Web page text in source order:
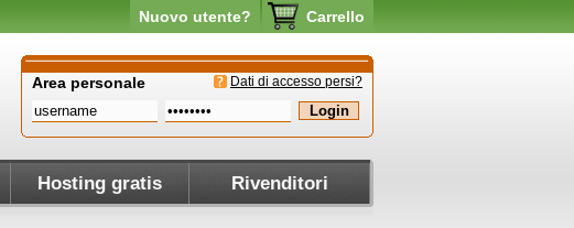
Nuovo utente? Carrello
Dati di accesso persi?
Area personale
Hosting gratis Rivenditori